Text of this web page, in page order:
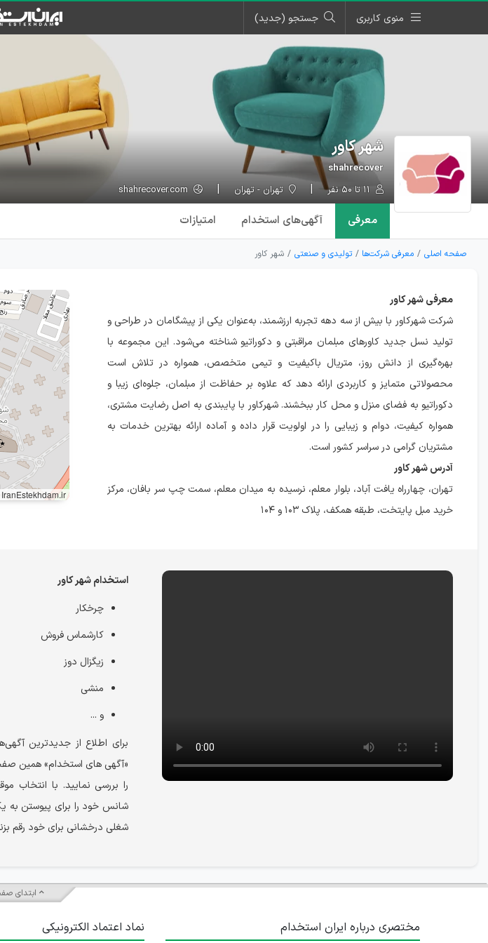
منوی کاربری جستجو (جدید)
شهر کاور
shahrecover
تهران - تهران
معرفی آگهی‌های استخدام امتیازات
صفحه اصلی معرفی شرکت‌ها تولیدی و صنعتی شهر کاور
معرفی شهر کاور
شرکت شهرکاور با بیش از سه دهه تجربه ارزشمند، به‌عنوان یکی از پیشگامان در طراحی و
تولید نسل جدید کاورهای مبلمان مراقبتی و دکوراتیو شناخته می‌شود. این مجموعه با
بهره‌گیری از دانش روز، متریال باکیفیت و تیمی متخصص، همواره در تلاش است
محصولاتی متمایز و کاربردی ارائه دهد که علاوه بر حفاظت از مبلمان، جلوه‌ای زیبا و
دکوراتیو به فضای منزل و محل کار ببخشند. شهرکاور با پایبندی به اصل رضایت مشتری،
همواره کیفیت، دوام و زیبایی را در اولویت قرار داده و آماده ارائه بهترین خدمات به
مشتریان گرامی در سراسر کشور است.
آدرس شهر کاور
تهران، چهارراه یافت آباد، بلوار معلم، نرسیده به میدان معلم، سمت چپ سر بافان، مرکز
خرید مبل پایتخت، طبقه همکف، پلاک ۱۰۳ و ۱۰۴
IranEstekhdam.ir
استخدام شهر کاور
چرخکار
کارشماس فروش
زیگزال دوز
منشی
و ...
برای اطلاع از جدیدترین
«آگهی های استخدام» همین
را بررسی نمایید. با انتخاب
شانس خود را برای پیوستن به
شغلی درخشانی برای خود رقم
ابتدای
مختصری درباره ایران استخدام نماد اعتماد الکترونیکی